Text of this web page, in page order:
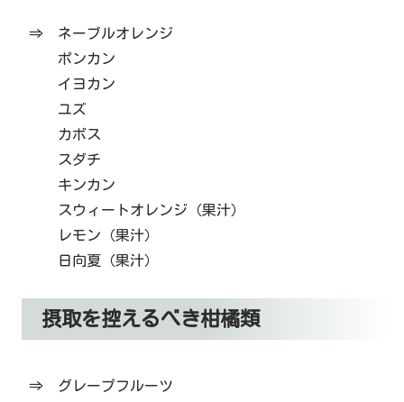
⇒ ネーブルオレンジ
ポンカン
イヨカン
ユズ
カボス
スダチ
キンカン
スウィートオレンジ（果汁）
レモン（果汁）
日向夏（果汁）
摂取を控えるべき柑橘類
⇒ グレープフルーツ